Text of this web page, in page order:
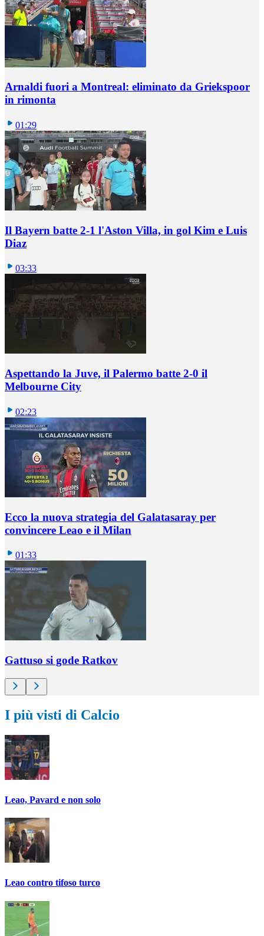
Arnaldi fuori a Montreal: eliminato da Griekspoor
in rimonta
01:29
Il Bayern batte 2-1 l'Aston Villa, in gol Kim e Luis
Diaz
03:33
Aspettando la Juve, il Palermo batte 2-0 il
Melbourne City
02:23
Ecco la nuova strategia del Galatasaray per
convincere Leao e il Milan
01:33
Gattuso si gode Ratkov
I più visti di Calcio
Leao, Pavard e non solo
Leao contro tifoso turco